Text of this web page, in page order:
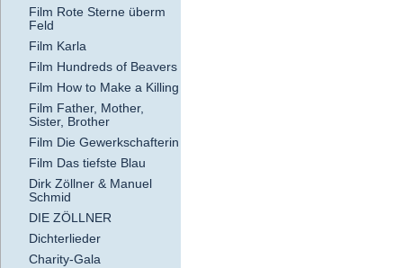
Film Rote Sterne überm
Feld
Film Karla
Film Hundreds of Beavers
Film How to Make a Killing
Film Father, Mother,
Sister, Brother
Film Die Gewerkschafterin
Film Das tiefste Blau
Dirk Zöllner & Manuel
Schmid
DIE ZÖLLNER
Dichterlieder
Charity-Gala